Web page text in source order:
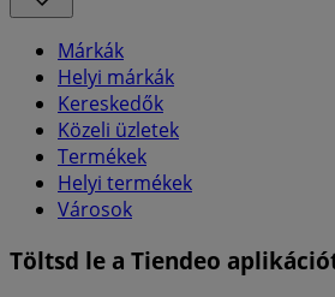
Márkák
Helyi márkák
Kereskedők
Közeli üzletek
Termékek
Helyi termékek
Városok
Töltsd le a Tiendeo